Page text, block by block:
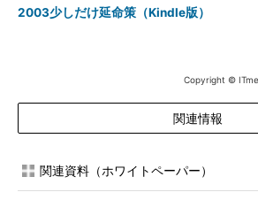
2003少しだけ延命策（Kindle版）
Copyright ©
関連情報
関連資料（ホワイトペーパー）